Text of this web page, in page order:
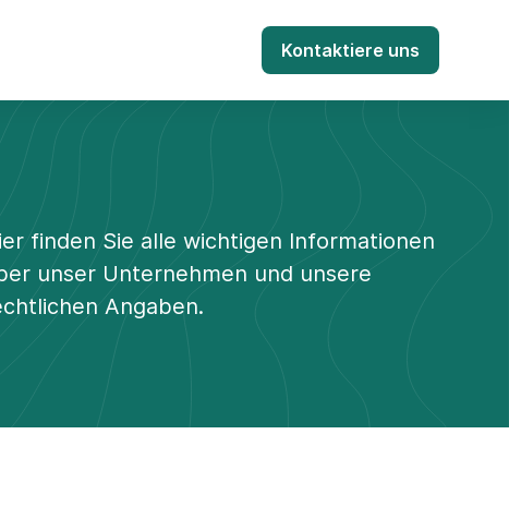
Kontaktiere uns
finden Sie alle wichtigen Informationen
unser Unternehmen und unsere
Angaben.